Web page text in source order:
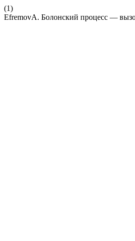
(1)
EfremovA. Болонский процесс —